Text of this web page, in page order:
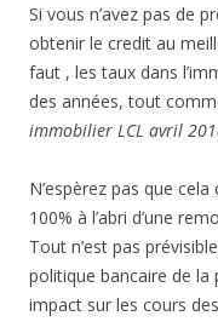
Si vous n’avez pas de
obtenir le credit au
faut , les taux dans
des années, tout
immobilier LCL avril
N’espèrez pas que
100% à l’abri d’une
Tout n’est pas
politique bancaire de la
impact sur les cours